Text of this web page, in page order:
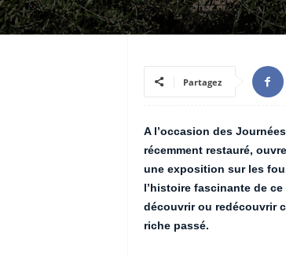
Partagez
A l’occasion des
récemment restauré,
une exposition sur les
l’histoire fascinante de
découvrir ou redécouvrir
riche passé.